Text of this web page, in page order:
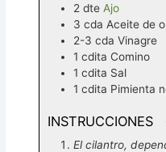
2 dte Ajo
3 cda Aceite de
2-3 cda Vinagre
1 cdita Comino
1 cdita Sal
1 cdita Pimienta
INSTRUCCIONES
El cilantro,